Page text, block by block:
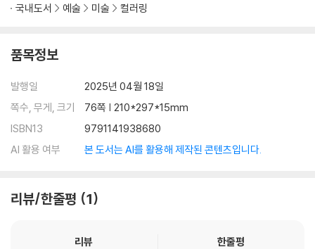
국내도서 예술 미술 컬러링
품목정보
발행일
2025년 04월 18일
쪽수, 무게, 크기
76쪽 | 210*297*15mm
ISBN13
9791141938680
AI 활용 여부
본 도서는 AI를 활용해 제작된 콘텐츠입니다.
리뷰/한줄평 1
리뷰
한줄평